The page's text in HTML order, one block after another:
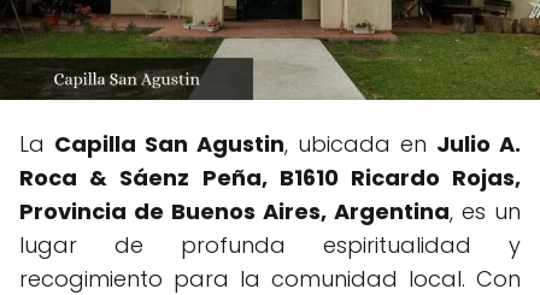
La Capilla San Agustin, ubicada en Julio A.
Roca & Sáenz Peña, B1610 Ricardo Rojas,
Provincia de Buenos Aires, Argentina, es un
lugar de profunda espiritualidad y
recogimiento para la comunidad local. Con